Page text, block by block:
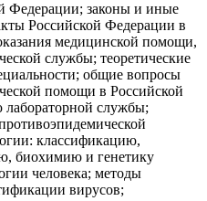
Федерации; законы и иные
Российской Федерации в
медицинской помощи,
службы; теоретические
общие вопросы
помощи в Российской
службы;
классификацию,
биохимию и генетику
человека; методы
вирусов;